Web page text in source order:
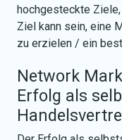
hochgesteckte
Ziel kann sein, eine
zu erzielen / ein
Network
Erfolg als